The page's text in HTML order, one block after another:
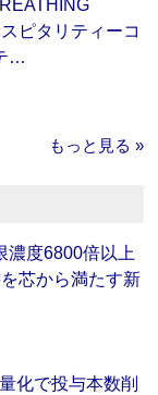
ピタリティーコ
…
もっと見る »
濃度6800倍以上
芯から満たす新
化で投与本数削